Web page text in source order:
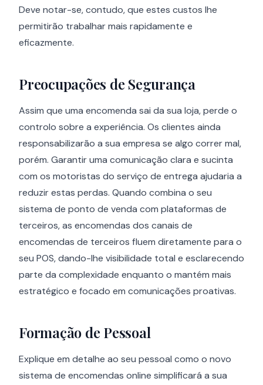
Deve notar-se, contudo, que estes custos lhe
permitirão trabalhar mais rapidamente e
eficazmente.
Preocupações de Segurança
Assim que uma encomenda sai da sua loja, perde o
controlo sobre a experiência. Os clientes ainda
responsabilizarão a sua empresa se algo correr mal,
porém. Garantir uma comunicação clara e sucinta
com os motoristas do serviço de entrega ajudaria a
reduzir estas perdas. Quando combina o seu
sistema de ponto de venda com plataformas de
terceiros, as encomendas dos canais de
encomendas de terceiros fluem diretamente para o
seu POS, dando-lhe visibilidade total e esclarecendo
parte da complexidade enquanto o mantém mais
estratégico e focado em comunicações proativas.
Formação de Pessoal
Explique em detalhe ao seu pessoal como o novo
sistema de encomendas online simplificará a sua